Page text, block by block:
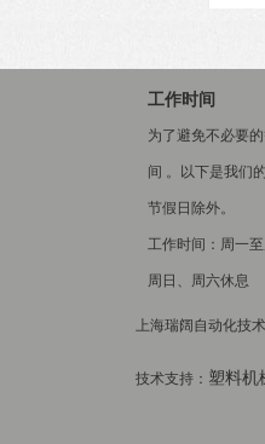
工作时间
为了避免不必要
间 。以下是我们
节假日除外。
工作时间：周一
周日、周六休息
上海瑞阔自动化技
技术支持： 塑料机